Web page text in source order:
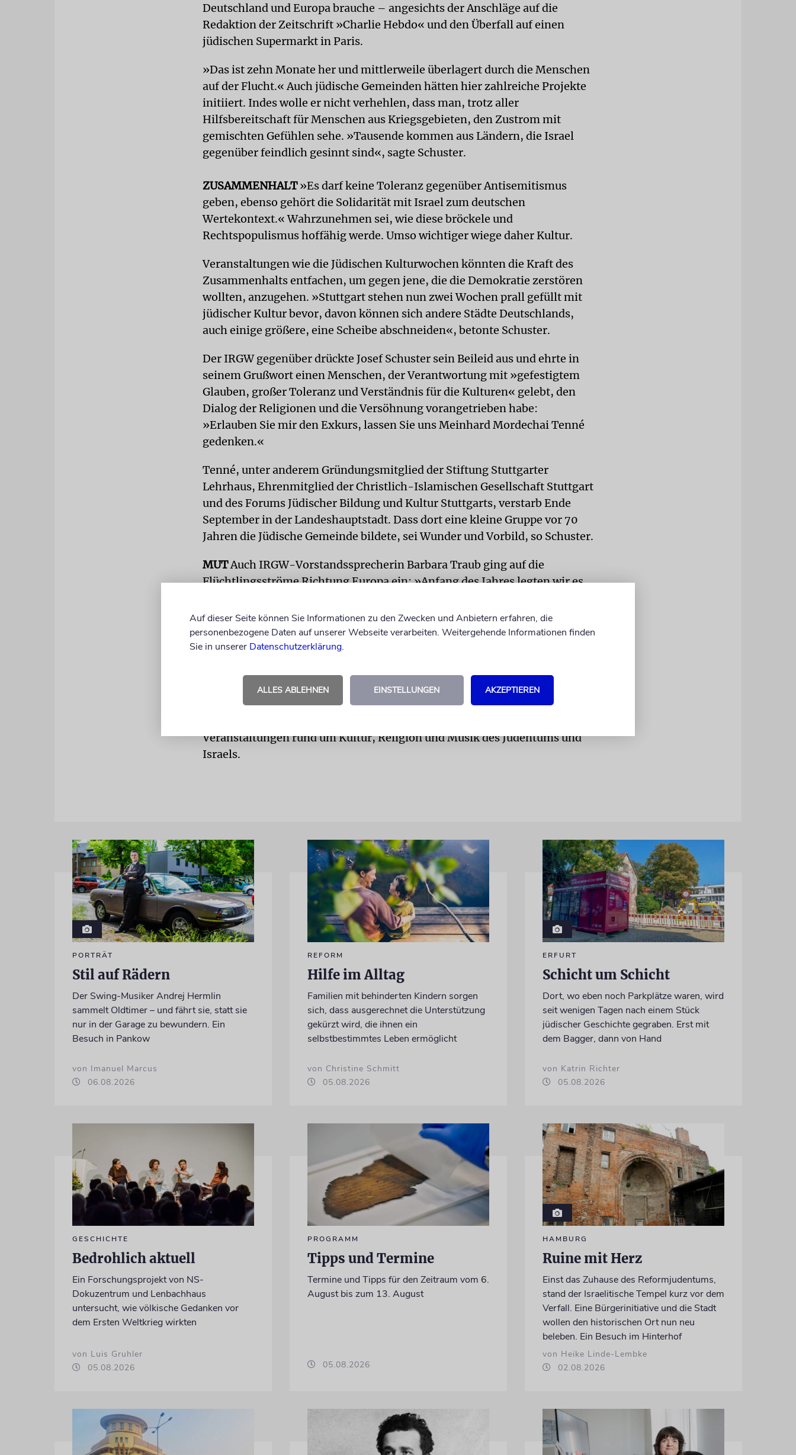
Deutschland und Europa brauche – angesichts der Anschläge auf die
Redaktion der Zeitschrift »Charlie Hebdo« und den Überfall auf einen
jüdischen Supermarkt in Paris.
»Das ist zehn Monate her und mittlerweile überlagert durch die Menschen
auf der Flucht.« Auch jüdische Gemeinden hätten hier zahlreiche Projekte
initiiert. Indes wolle er nicht verhehlen, dass man, trotz aller
Hilfsbereitschaft für Menschen aus Kriegsgebieten, den Zustrom mit
gemischten Gefühlen sehe. »Tausende kommen aus Ländern, die Israel
gegenüber feindlich gesinnt sind«, sagte Schuster.
ZUSAMMENHALT»Es darf keine Toleranz gegenüber Antisemitismus
geben, ebenso gehört die Solidarität mit Israel zum deutschen
Wertekontext.« Wahrzunehmen sei, wie diese bröckele und
Rechtspopulismus hoffähig werde. Umso wichtiger wiege daher Kultur.
Veranstaltungen wie die Jüdischen Kulturwochen könnten die Kraft des
Zusammenhalts entfachen, um gegen jene, die die Demokratie zerstören
wollten, anzugehen. »Stuttgart stehen nun zwei Wochen prall gefüllt mit
jüdischer Kultur bevor, davon können sich andere Städte Deutschlands,
auch einige größere, eine Scheibe abschneiden«, betonte Schuster.
Der IRGW gegenüber drückte Josef Schuster sein Beileid aus und ehrte in
seinem Grußwort einen Menschen, der Verantwortung mit »gefestigtem
Glauben, großer Toleranz und Verständnis für die Kulturen« gelebt, den
Dialog der Religionen und die Versöhnung vorangetrieben habe:
»Erlauben Sie mir den Exkurs, lassen Sie uns Meinhard Mordechai Tenné
gedenken.«
Tenné, unter anderem Gründungsmitglied der Stiftung Stuttgarter
Lehrhaus, Ehrenmitglied der Christlich-Islamischen Gesellschaft Stuttgart
und des Forums Jüdischer Bildung und Kultur Stuttgarts, verstarb Ende
September in der Landeshauptstadt. Dass dort eine kleine Gruppe vor 70
Jahren die Jüdische Gemeinde bildete, sei Wunder und Vorbild, so Schuster.
MUTAuch IRGW-Vorstandssprecherin Barbara Traub ging auf die
Flüchtlingsströme Richtung Europa ein: »Anfang des Jahres legten wir es
würden.«
Sie blickte zurück in die 50er-Jahre Stuttgarts: »Wie groß muss der Mut
Schrecklichen, das sie erlebt hatten, dennoch hier die jüdische Gemeinde
wieder aufbauten.«
Veranstaltungen rund um Kultur, Religion und Musik des Judentums und
Israels.
PORTRÄT
Stil auf Rädern
Der Swing-Musiker Andrej Hermlin
sammelt Oldtimer – und fährt sie, statt sie
nur in der Garage zu bewundern. Ein
Besuch in Pankow
von Imanuel Marcus
06.08.2026
REFORM
Hilfe im Alltag
Familien mit behinderten Kindern sorgen
sich, dass ausgerechnet die Unterstützung
gekürzt wird, die ihnen ein
selbstbestimmtes Leben ermöglicht
von Christine Schmitt
05.08.2026
ERFURT
Schicht um Schicht
Dort, wo eben noch Parkplätze waren, wird
seit wenigen Tagen nach einem Stück
jüdischer Geschichte gegraben. Erst mit
dem Bagger, dann von Hand
von Katrin Richter
05.08.2026
GESCHICHTE
Bedrohlich aktuell
Ein Forschungsprojekt von NS-
Dokuzentrum und Lenbachhaus
untersucht, wie völkische Gedanken vor
dem Ersten Weltkrieg wirkten
von Luis Gruhler
05.08.2026
PROGRAMM
Tipps und Termine
Termine und Tipps für den Zeitraum vom 6.
August bis zum 13. August
05.08.2026
HAMBURG
Ruine mit Herz
Einst das Zuhause des Reformjudentums,
stand der Israelitische Tempel kurz vor dem
Verfall. Eine Bürgerinitiative und die Stadt
wollen den historischen Ort nun neu
beleben. Ein Besuch im Hinterhof
von Heike Linde-Lembke
02.08.2026
Auf dieser Seite können Sie Informationen zu den Zwecken und Anbietern erfahren, die
personenbezogene Daten auf unserer Webseite verarbeiten. Weitergehende Informationen finden
Sie in unserer Datenschutzerklärung.
ALLES ABLEHNEN EINSTELLUNGEN AKZEPTIEREN